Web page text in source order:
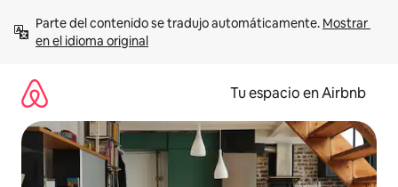
contenido
Parte del contenido se tradujo automáticamente. Mostrar
en el idioma original
Tu espacio en Airbnb